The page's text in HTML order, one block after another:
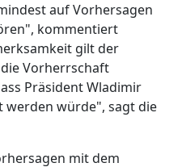
auf Vorhersagen
kommentiert
gilt der
Vorherrschaft
Präsident Wladimir
werden würde", sagt die
mit dem